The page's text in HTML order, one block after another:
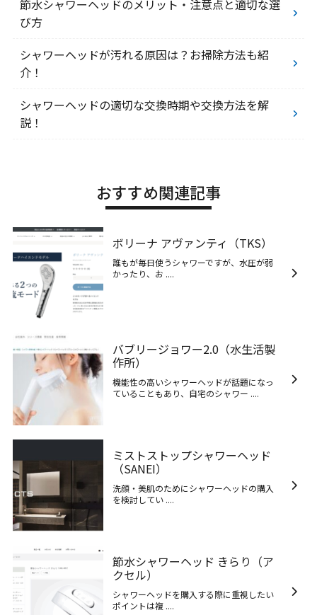
節水シャワーヘッドのメリット・注意点と適切な選
び方
シャワーヘッドが汚れる原因は？お掃除方法も紹
介！
シャワーヘッドの適切な交換時期や交換方法を解
説！
おすすめ関連記事
ボリーナ アヴァンティ（TKS）
誰もが毎日使うシャワーですが、水圧が弱
かったり、お ....
バブリージョワー2.0（水生活製
作所）
機能性の高いシャワーヘッドが話題になっ
ていることもあり、自宅のシャワー ....
ミストストップシャワーヘッド
（SANEI）
洗顔・美肌のためにシャワーヘッドの購入
を検討してい ....
節水シャワーヘッド きらり（ア
クセル）
シャワーヘッドを購入する際に重視したい
ポイントは複 ....